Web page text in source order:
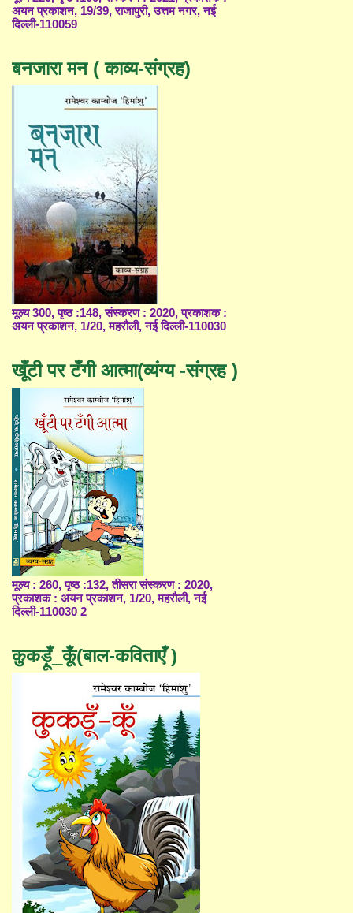
अयन प्रकाशन, 19/39, राजापुरी, उत्तम नगर, नई
दिल्ली-110059
बनजारा मन ( काव्य-संग्रह)
मूल्य 300, पृष्ठ :148, संस्करण : 2020, प्रकाशक :
अयन प्रकाशन, 1/20, महरौली, नई दिल्ली-110030
खूँटी पर टँगी आत्मा(व्यंग्य -संग्रह )
मूल्य : 260, पृष्ठ :132, तीसरा संस्करण : 2020,
प्रकाशक : अयन प्रकाशन, 1/20, महरौली, नई
दिल्ली-110030 2
कुकड़ूँ_कूँ(बाल-कविताएँ )